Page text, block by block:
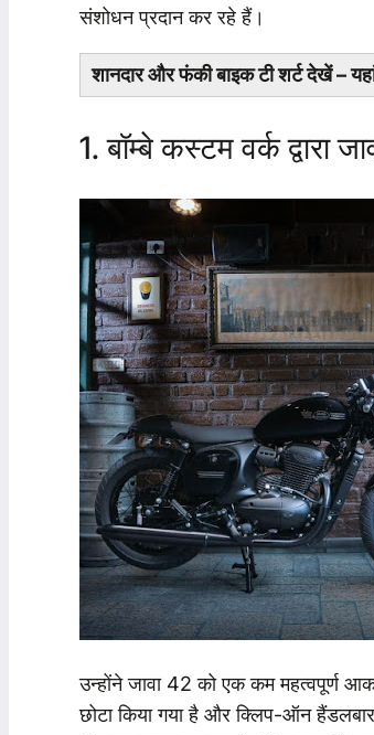
संशोधन प्रदान कर रहे हैं।
शानदार और फंकी बाइक टी शर्ट देखें –
1. बॉम्बे कस्टम वर्क द्वारा
उन्होंने जावा 42 को एक कम महत्वपूर्ण
छोटा किया गया है और क्लिप-ऑन